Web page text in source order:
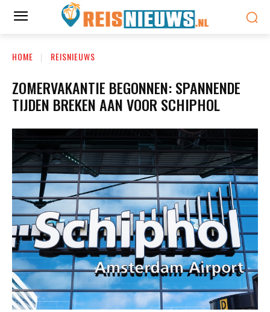
HOME REISNIEUWS
ZOMERVAKANTIE BEGONNEN: SPANNENDE
TIJDEN BREKEN AAN VOOR SCHIPHOL